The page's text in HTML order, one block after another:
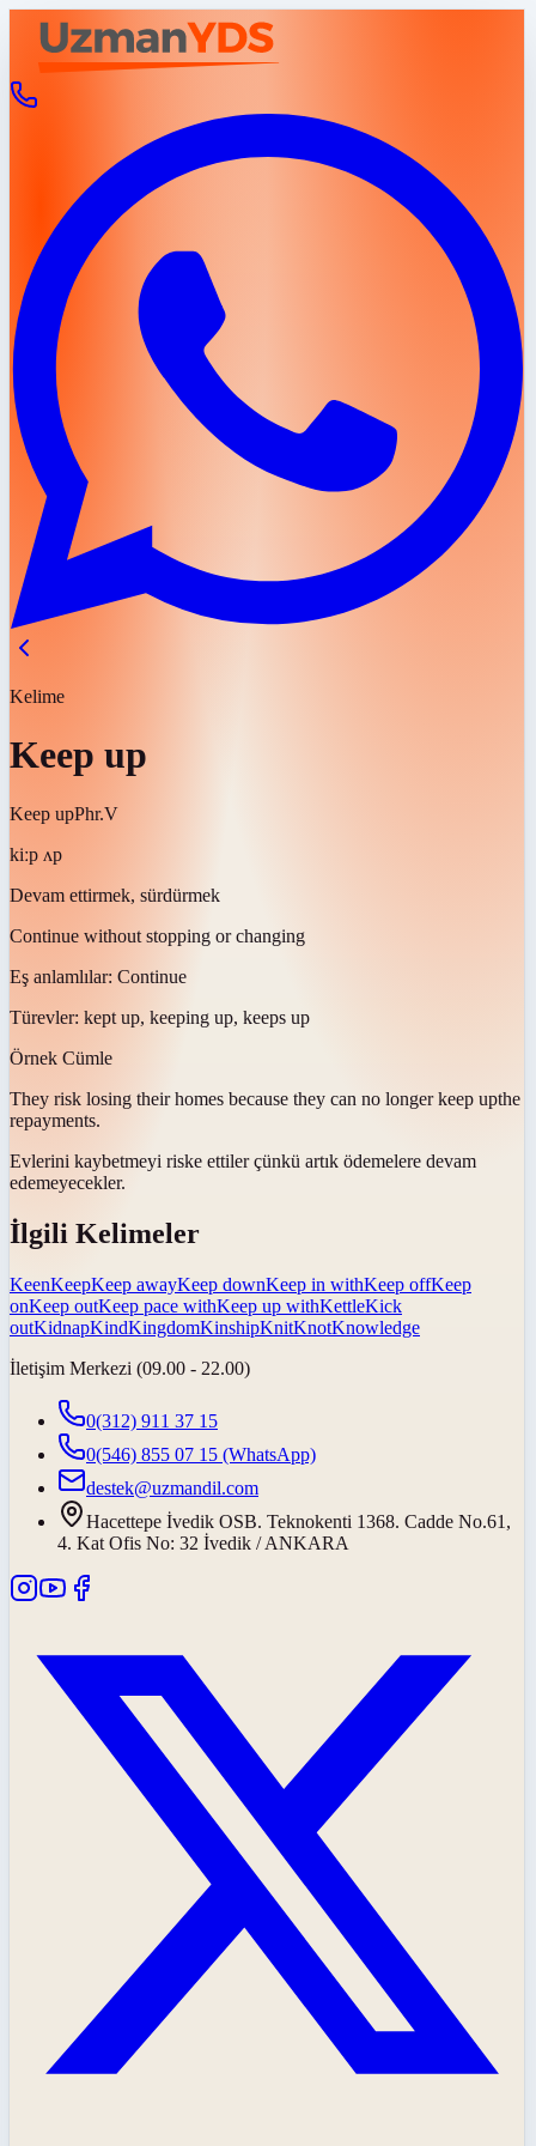
Kelime
Keep up
Keep upPhr.V
kiːp ʌp
Devam ettirmek, sürdürmek
Continue without stopping or changing
Eş anlamlılar: Continue
Türevler: kept up, keeping up, keeps up
Örnek Cümle
They risk losing their homes because they can no longer keep upthe
repayments.
Evlerini kaybetmeyi riske ettiler çünkü artık ödemelere devam
edemeyecekler.
İlgili Kelimeler
KeenKeepKeep awayKeep downKeep in withKeep offKeep
onKeep outKeep pace withKeep up withKettleKick
outKidnapKindKingdomKinshipKnitKnotKnowledge
İletişim Merkezi (09.00 - 22.00)
0(312) 911 37 15
0(546) 855 07 15 (WhatsApp)
destek@uzmandil.com
Hacettepe İvedik OSB. Teknokenti 1368. Cadde No.61,
4. Kat Ofis No: 32 İvedik / ANKARA